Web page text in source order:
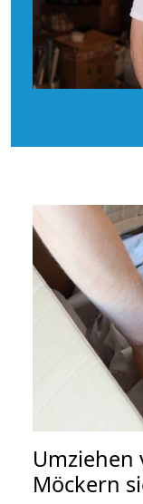
Umziehen
Möckern